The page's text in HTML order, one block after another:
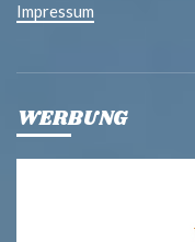
Impressum
WERBUNG